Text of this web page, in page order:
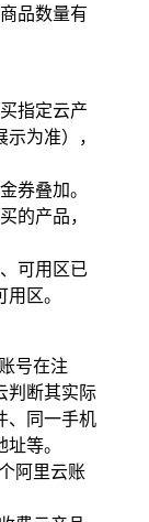
品数量有
指定云产
为准），
券叠加。
的产品，
可用区已
区。
号在注
判断其实际
、同一手机
等。
阿里云账